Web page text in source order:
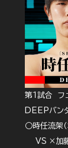
第１試合 フ
DEEPバン
○時任流架
VS ×加藤